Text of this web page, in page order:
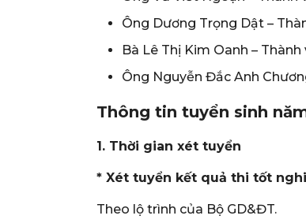
Ông Dương Trọng Dật –
Bà Lê Thị Kim Oanh –
Ông Nguyễn Đắc Anh
Thông tin tuyển sinh
1. Thời gian xét tuyển
* Xét tuyển kết quả thi tốt
Theo lộ trình của Bộ GD&ĐT.